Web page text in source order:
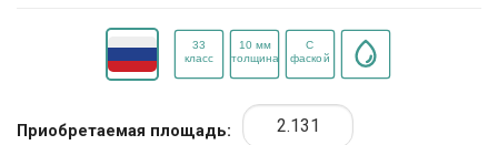
Приобретаемая площадь: